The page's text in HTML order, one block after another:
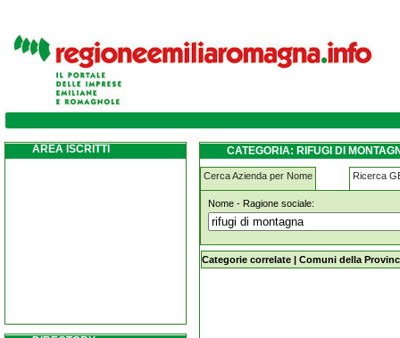
rifugi-di-montagna comacchio
AREA ISCRITTI CATEGORIA: RIFUGI DI
Cerca Azienda per Nome Ricerca
Nome - Ragione sociale:
rifugi-di-montagna comacchio
Categorie correlate | Comuni della